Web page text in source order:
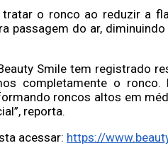
tratar o ronco ao reduzir a
passagem do ar,
Smile tem registrado
completamente o
roncos altos em
reporta.
acessar: https://